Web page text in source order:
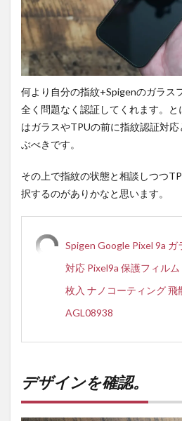
何より自分の指紋+Spigenのガラス
全く問題なく認証してくれます。
はガラスやTPUの前に指紋認証対
ぶべきです。
その上で指紋の状態と相談しつつ
択するのがありかなと思います。
Spigen Google Pixel 9a
対応 Pixel9a 保護フィル
枚入 ナノコーティング 飛
AGL08938
デザインを確認。